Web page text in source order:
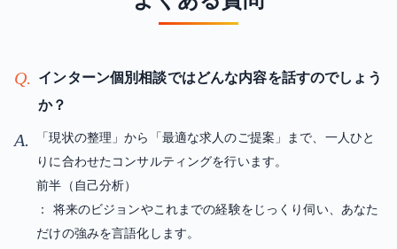
Q.
インターン個別相談ではどんな内容を話すのでしょう
か？
A.
「現状の整理」から「最適な求人のご提案」まで、一人ひと
りに合わせたコンサルティングを行います。
前半（自己分析）
： 将来のビジョンやこれまでの経験をじっくり伺い、あなた
だけの強みを言語化します。